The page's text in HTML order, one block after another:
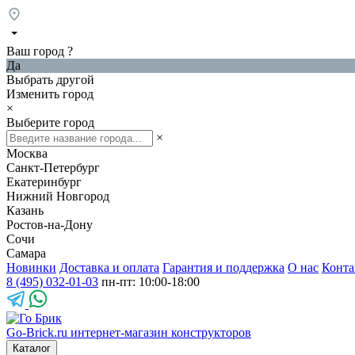
Ваш город ?
Да
Выбрать другой
Изменить город
×
Выберите город
×
Москва
Санкт-Петербург
Екатеринбург
Нижний Новгород
Казань
Ростов-на-Дону
Сочи
Самара
Новинки Доставка и оплата Гарантия и поддержка О нас
8 (495) 032-01-03 пн-пт: 10:00-18:00
Go-Brick.ru интернет-магазин конструкторов
Каталог